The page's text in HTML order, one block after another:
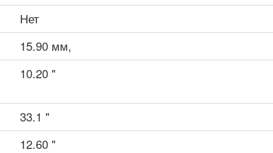
Нет
15.90 мм,
10.20 "
33.1 "
12.60 "